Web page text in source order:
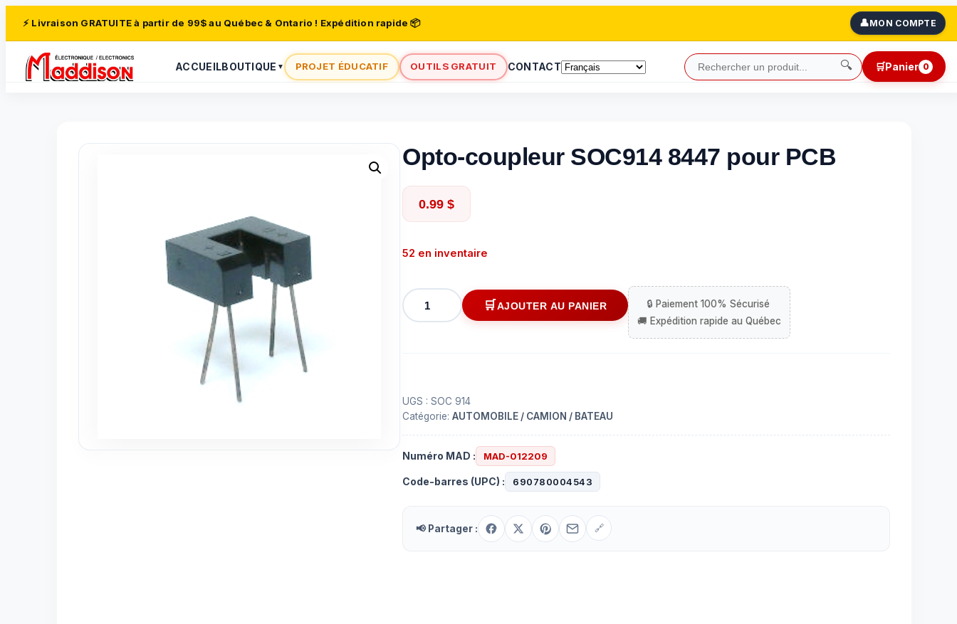
⚡ Livraison GRATUITE à partir de 99$ au Québec & Ontario ! Expédition rapide 📦 👤MON COMPTE
ACCUEILBOUTIQUE ▼ PROJET ÉDUCATIF OUTILS GRATUIT CONTACT 🔍 🛒Panier 0
Opto-coupleur SOC914 8447 pour PCB
0.99 $
52 en inventaire
quantité
de
pour
PCB
AJOUTER AU PANIER
UGS : SOC 914
Catégorie: AUTOMOBILE / CAMION / BATEAU
Numéro MAD : MAD-012209
Code-barres (UPC) : 690780004543
📢 Partager : 🔗